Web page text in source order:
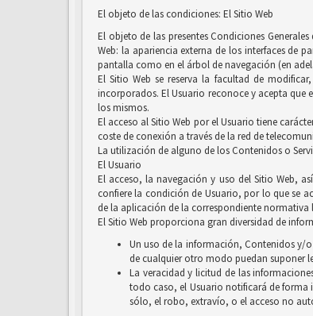
El objeto de las condiciones: El Sitio Web
El objeto de las presentes Condiciones
Web: la apariencia externa de los interfaces de
pantalla como en el árbol de navegación (en
El Sitio Web se reserva la facultad de
incorporados. El Usuario reconoce y acepta que
los mismos.
El acceso al Sitio Web por el Usuario tiene
coste de conexión a través de la red de
La utilización de alguno de los Contenidos o
El Usuario
El acceso, la navegación y uso del Sitio Web,
confiere la condición de Usuario, por lo que se
de la aplicación de la correspondiente normativa
El Sitio Web proporciona gran diversidad de
Un uso de la información, Contenidos y/
de cualquier otro modo puedan suponer
La veracidad y licitud de las
todo caso, el Usuario notificará de forma
sólo, el robo, extravío, o el acceso no